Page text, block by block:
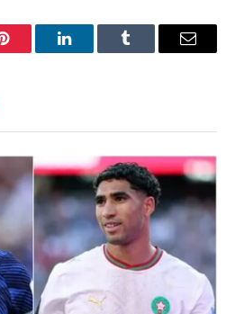
Pinterest LinkedInTumblr Email